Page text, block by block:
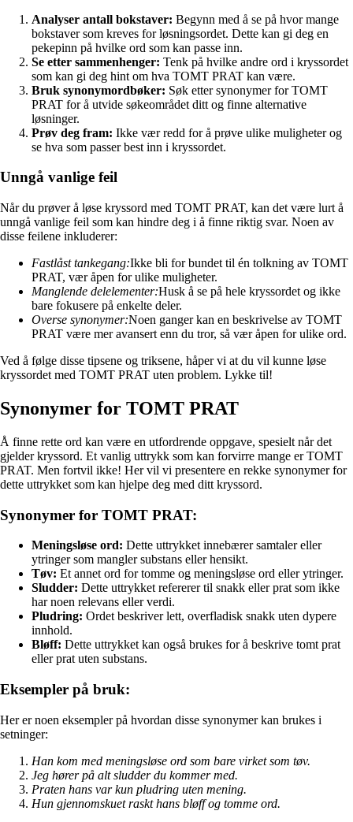
Analyser antall bokstaver: Begynn med å se på hvor mange
bokstaver som kreves for løsningsordet. Dette kan gi deg en
pekepinn på hvilke ord som kan passe inn.
Se etter sammenhenger: Tenk på hvilke andre ord i kryssordet
som kan gi deg hint om hva TOMT PRAT kan være.
Bruk synonymordbøker: Søk etter synonymer for TOMT
PRAT for å utvide søkeområdet ditt og finne alternative
løsninger.
Prøv deg fram: Ikke vær redd for å prøve ulike muligheter og
se hva som passer best inn i kryssordet.
Unngå vanlige feil
Når du prøver å løse kryssord med TOMT PRAT, kan det være lurt å
unngå vanlige feil som kan hindre deg i å finne riktig svar. Noen av
disse feilene inkluderer:
Fastlåst tankegang:Ikke bli for bundet til én tolkning av TOMT
PRAT, vær åpen for ulike muligheter.
Manglende delelementer:Husk å se på hele kryssordet og ikke
bare fokusere på enkelte deler.
Overse synonymer:Noen ganger kan en beskrivelse av TOMT
PRAT være mer avansert enn du tror, så vær åpen for ulike ord.
Ved å følge disse tipsene og triksene, håper vi at du vil kunne løse
kryssordet med TOMT PRAT uten problem. Lykke til!
Synonymer for TOMT PRAT
Å finne rette ord kan være en utfordrende oppgave, spesielt når det
gjelder kryssord. Et vanlig uttrykk som kan forvirre mange er TOMT
PRAT. Men fortvil ikke! Her vil vi presentere en rekke synonymer for
dette uttrykket som kan hjelpe deg med ditt kryssord.
Synonymer for TOMT PRAT:
Meningsløse ord: Dette uttrykket innebærer samtaler eller
ytringer som mangler substans eller hensikt.
Tøv: Et annet ord for tomme og meningsløse ord eller ytringer.
Sludder: Dette uttrykket refererer til snakk eller prat som ikke
har noen relevans eller verdi.
Pludring: Ordet beskriver lett, overfladisk snakk uten dypere
innhold.
Bløff: Dette uttrykket kan også brukes for å beskrive tomt prat
eller prat uten substans.
Eksempler på bruk:
Her er noen eksempler på hvordan disse synonymer kan brukes i
setninger:
Han kom med meningsløse ord som bare virket som tøv.
Jeg hører på alt sludder du kommer med.
Praten hans var kun pludring uten mening.
Hun gjennomskuet raskt hans bløff og tomme ord.